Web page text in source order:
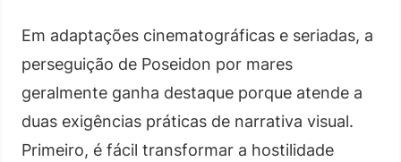
Em adaptações cinematográficas e seriadas, a
perseguição de Poseidon por mares
geralmente ganha destaque porque atende a
duas exigências práticas de narrativa visual.
Primeiro, é fácil transformar a hostilidade